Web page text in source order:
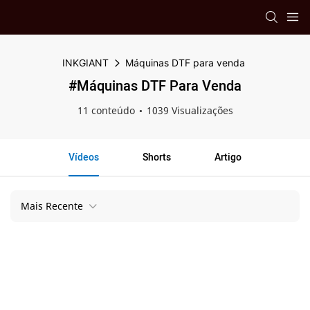
INKGIANT Máquinas DTF para venda
#Máquinas DTF Para Venda
11 conteúdo 1039 Visualizações
Vídeos Shorts Artigo
Mais Recente